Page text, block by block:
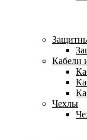
Кабели
Чехлы